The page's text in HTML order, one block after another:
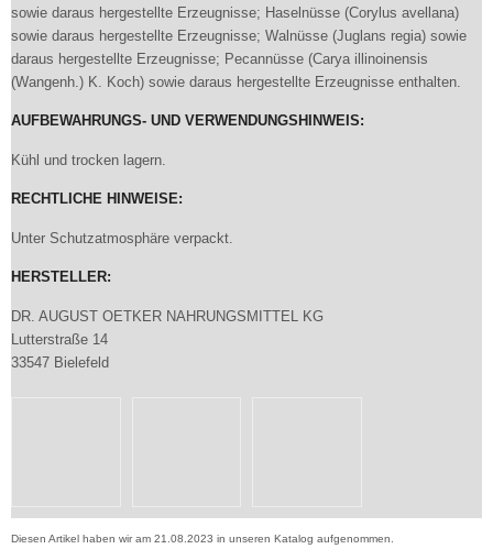
sowie daraus hergestellte Erzeugnisse; Haselnüsse (Corylus avellana)
sowie daraus hergestellte Erzeugnisse; Walnüsse (Juglans regia) sowie
daraus hergestellte Erzeugnisse; Pecannüsse (Carya illinoinensis
(Wangenh.) K. Koch) sowie daraus hergestellte Erzeugnisse enthalten.
AUFBEWAHRUNGS- UND VERWENDUNGSHINWEIS:
Kühl und trocken lagern.
RECHTLICHE HINWEISE:
Unter Schutzatmosphäre verpackt.
HERSTELLER:
DR. AUGUST OETKER NAHRUNGSMITTEL KG
Lutterstraße 14
33547 Bielefeld
Diesen Artikel haben wir am 21.08.2023 in unseren Katalog aufgenommen.